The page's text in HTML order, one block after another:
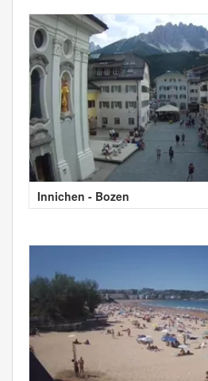
Innichen - Bozen